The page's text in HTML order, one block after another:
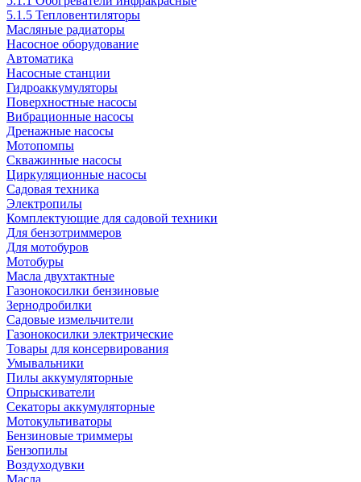
5.1.5 Тепловентиляторы
Масляные радиаторы
Насосное оборудование
Автоматика
Насосные станции
Гидроаккумуляторы
Поверхностные насосы
Вибрационные насосы
Дренажные насосы
Мотопомпы
Скважинные насосы
Циркуляционные насосы
Садовая техника
Электропилы
Комплектующие для садовой техники
Для бензотриммеров
Для мотобуров
Мотобуры
Масла двухтактные
Газонокосилки бензиновые
Зернодробилки
Садовые измельчители
Газонокосилки электрические
Товары для консервирования
Умывальники
Пилы аккумуляторные
Опрыскиватели
Секаторы аккумуляторные
Мотокультиваторы
Бензиновые триммеры
Бензопилы
Воздуходувки
Масла